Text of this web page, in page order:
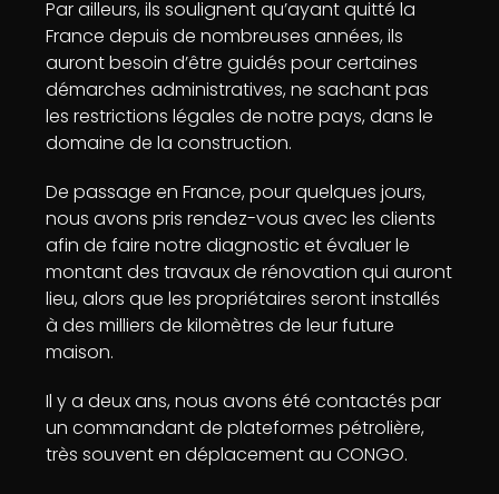
Par ailleurs, ils soulignent qu’ayant quitté la
France depuis de nombreuses années, ils
auront besoin d’être guidés pour certaines
démarches administratives, ne sachant pas
les restrictions légales de notre pays, dans le
domaine de la construction.
De passage en France, pour quelques jours,
nous avons pris rendez-vous avec les clients
afin de faire notre diagnostic et évaluer le
montant des travaux de rénovation qui auront
lieu, alors que les propriétaires seront installés
à des milliers de kilomètres de leur future
maison.
Il y a deux ans, nous avons été contactés par
un commandant de plateformes pétrolière,
très souvent en déplacement au CONGO.